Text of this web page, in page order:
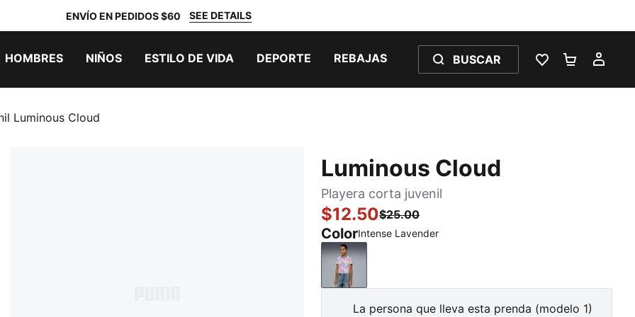
ENVÍO EN PEDIDOS $60 SEE DETAILS
HOMBRES NIÑOS ESTILO DE VIDA DEPORTE REBAJAS BUSCAR
LISTA DE
Luminous Cloud
Luminous Cloud
Playera corta juvenil
$12.50$25.00
ColorIntense Lavender
Intense Lavender
La persona que lleva esta prenda (modelo 1)